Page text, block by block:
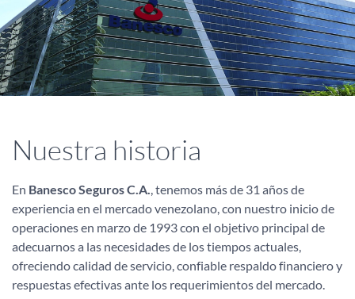
Nuestra historia
En Banesco Seguros C.A., tenemos más de 31 años de
experiencia en el mercado venezolano, con nuestro inicio de
operaciones en marzo de 1993 con el objetivo principal de
adecuarnos a las necesidades de los tiempos actuales,
ofreciendo calidad de servicio, confiable respaldo financiero y
respuestas efectivas ante los requerimientos del mercado.